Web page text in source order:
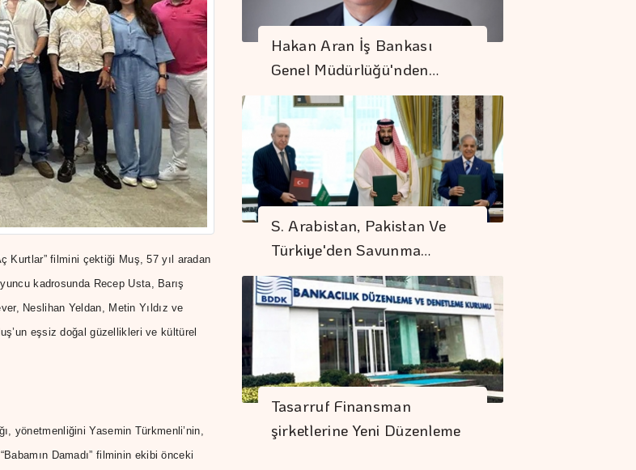
Kurtlar” filmini çektiği Muş, 57 yıl aradan
kadrosunda Recep Usta, Barış
Neslihan Yeldan, Metin Yıldız ve
eşsiz doğal güzellikleri ve kültürel
yönetmenliğini Yasemin Türkmenli’nin,
Damadı” filminin ekibi önceki
Hakan Aran İş Bankası
Genel Müdürlüğü'nden…
S. Arabistan, Pakistan Ve
Türkiye'den Savunma…
Tasarruf Finansman
şirketlerine Yeni Düzenleme
İstanbul'da '5
Dakikada Yaşam'
Modeli
ABD'de İstihdam
Azaldı, İşsizlik Oranı
Geriledi
S. Arabistan,
Pakistan Ve
Türkiye'den
Savunma Anlaşması
Mevduat Faizi Son 4